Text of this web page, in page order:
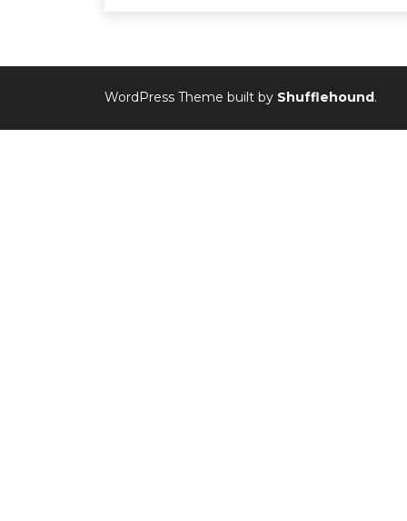
WordPress Theme built by Shufflehound .